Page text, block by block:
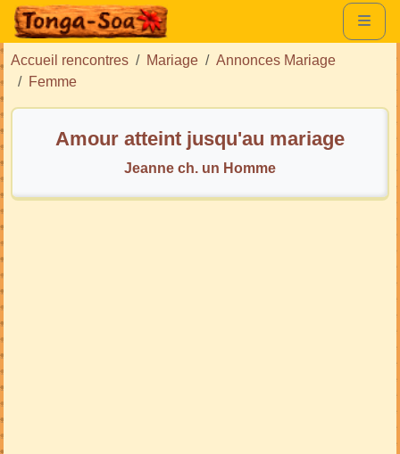
Accueil rencontres Mariage
Annonces Mariage
Femme
Amour atteint jusqu'au mariage
Jeanne ch. un Homme